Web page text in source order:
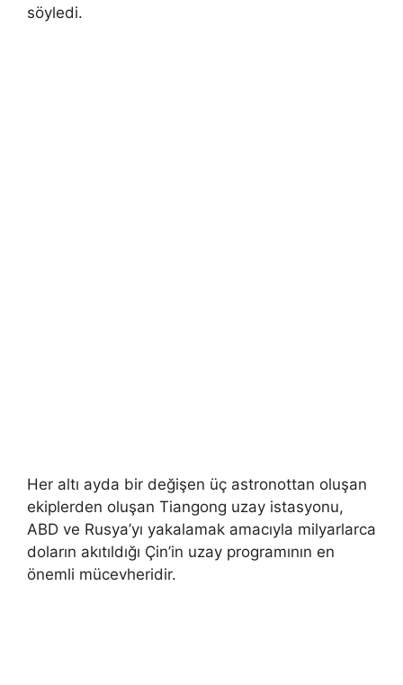
söyledi.
Her altı ayda bir değişen üç astronottan oluşan
ekiplerden oluşan Tiangong uzay istasyonu,
ABD ve Rusya’yı yakalamak amacıyla milyarlarca
doların akıtıldığı Çin’in uzay programının en
önemli mücevheridir.